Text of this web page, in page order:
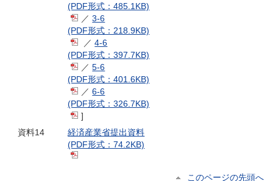
(PDF形式：485.1KB)
／3-6
(PDF形式：218.9KB)
／4-6
(PDF形式：397.7KB)
／5-6
(PDF形式：401.6KB)
／6-6
(PDF形式：326.7KB)
]
資料14
経済産業省提出資料
(PDF形式：74.2KB)
このページの先頭へ